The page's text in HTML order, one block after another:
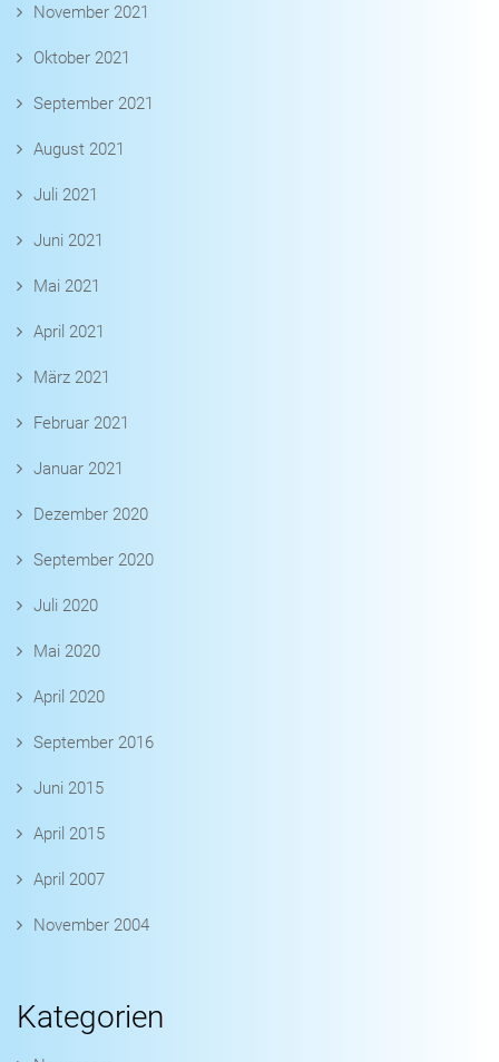
November 2021
Oktober 2021
September 2021
August 2021
Juli 2021
Juni 2021
Mai 2021
April 2021
März 2021
Februar 2021
Januar 2021
Dezember 2020
September 2020
Juli 2020
Mai 2020
April 2020
September 2016
Juni 2015
April 2015
April 2007
November 2004
Kategorien